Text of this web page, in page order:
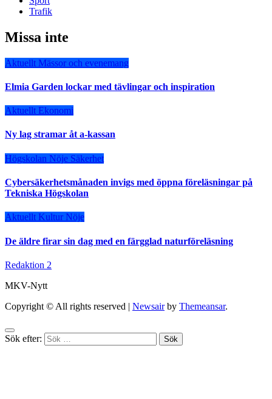
Trafik
Missa inte
Aktuellt Mässor och evenemang
Elmia Garden lockar med tävlingar och inspiration
Aktuellt Ekonomi
Ny lag stramar åt a-kassan
Högskolan Nöje Säkerhet
Cybersäkerhetsmånaden invigs med öppna föreläsningar på
Tekniska Högskolan
Aktuellt Kultur Nöje
De äldre firar sin dag med en färgglad naturföreläsning
Redaktion 2
MKV-Nytt
Copyright © All rights reserved | Newsairby Themeansar.
Sök efter: